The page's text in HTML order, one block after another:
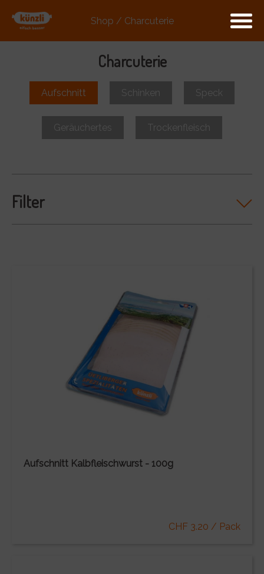
Shop / Charcuterie
Charcuterie
Aufschnitt Schinken Speck
Geräuchertes Trockenfleisch
Filter
Aufschnitt Kalbfleischwurst - 100g
CHF 3.20 / Pack